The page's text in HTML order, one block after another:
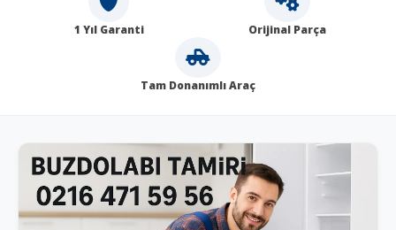
1 Yıl Garanti Orijinal Parça
Tam Donanımlı Araç